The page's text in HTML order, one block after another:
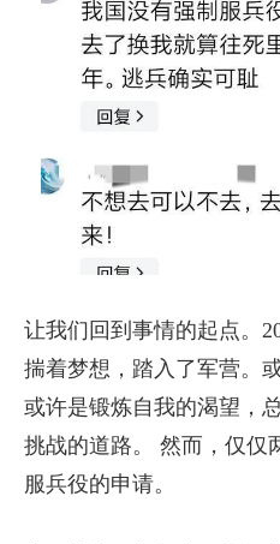
让我们回到事情的起点。
揣着梦想，踏入了军营。
或许是锻炼自我的渴望，
挑战的道路。 然而，仅仅
服兵役的申请。